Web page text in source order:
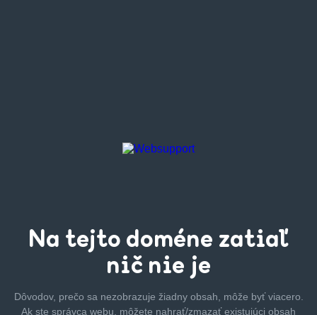
Na tejto doméne zatiaľ
nič nie je
Dôvodov, prečo sa nezobrazuje žiadny obsah, môže byťviacero.
Ak ste správca webu, môžete nahrať/zmazaťexistujúci obsah